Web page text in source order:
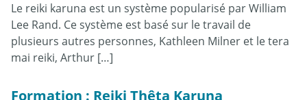
Le reiki karuna est un système popularisé par William
Lee Rand. Ce système est basé sur le travail de
plusieurs autres personnes, Kathleen Milner et le tera
mai reiki, Arthur […]
Formation : Reiki Thêta Karuna